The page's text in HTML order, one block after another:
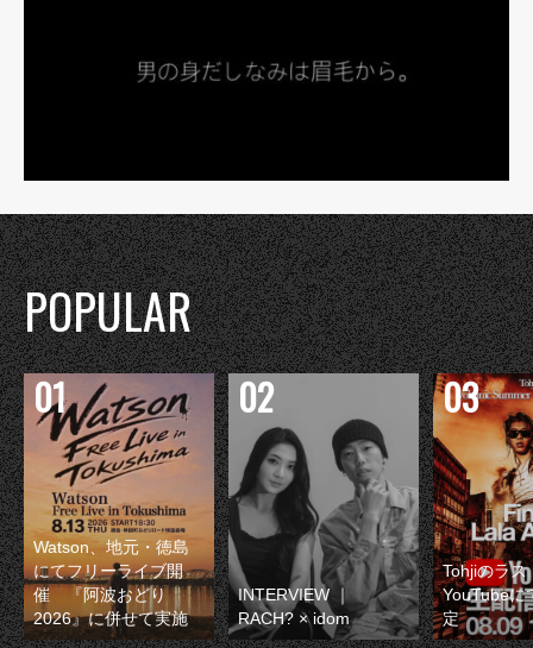
POPULAR
Watson、地元・徳島
にてフリーライブ開
催 『阿波おどり
2026』に併せて実施
INTERVIEW ｜
RACH? × idom
Tohjiのラス
YouTubeに
定